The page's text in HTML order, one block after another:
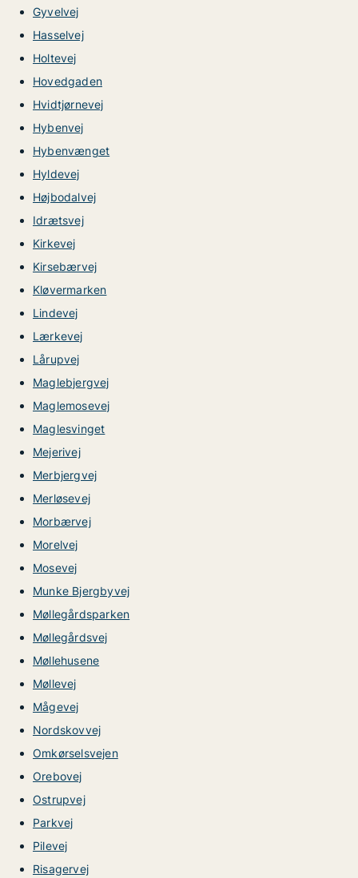
Gyvelvej
Hasselvej
Holtevej
Hovedgaden
Hvidtjørnevej
Hybenvej
Hybenvænget
Hyldevej
Højbodalvej
Idrætsvej
Kirkevej
Kirsebærvej
Kløvermarken
Lindevej
Lærkevej
Lårupvej
Maglebjergvej
Maglemosevej
Maglesvinget
Mejerivej
Merbjergvej
Merløsevej
Morbærvej
Morelvej
Mosevej
Munke Bjergbyvej
Møllegårdsparken
Møllegårdsvej
Møllehusene
Møllevej
Mågevej
Nordskovvej
Omkørselsvejen
Orebovej
Ostrupvej
Parkvej
Pilevej
Risagervej